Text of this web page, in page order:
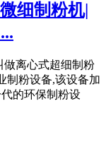
细制粉机|
做离心式超细制粉
制粉设备,该设备加
的环保制粉设